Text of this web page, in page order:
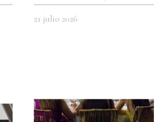
BODAS Y CUÁNTO
TARDA?
21 julio 2026